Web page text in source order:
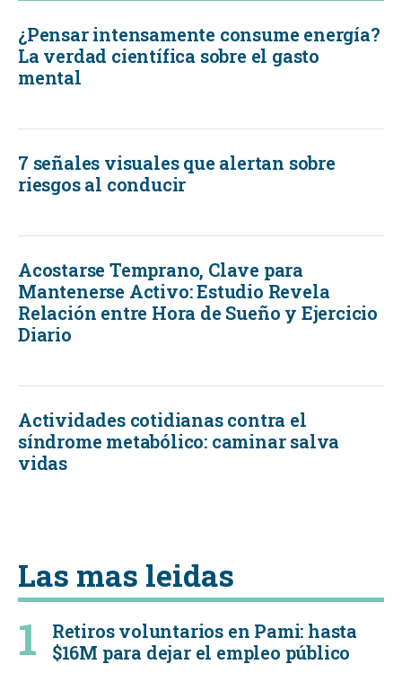
¿Pensar intensamente consume energía?
La verdad científica sobre el gasto
mental
7 señales visuales que alertan sobre
riesgos al conducir
Acostarse Temprano, Clave para
Mantenerse Activo: Estudio Revela
Relación entre Hora de Sueño y Ejercicio
Diario
Actividades cotidianas contra el
síndrome metabólico: caminar salva
vidas
Las mas leidas
Retiros voluntarios en Pami: hasta
$16M para dejar el empleo público